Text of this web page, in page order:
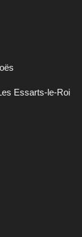
Essarts-le-Roi